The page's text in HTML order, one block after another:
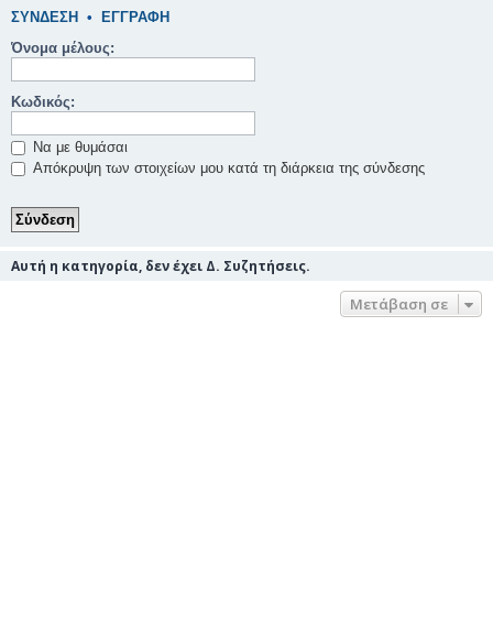
ΣΎΝΔΕΣΗ • ΕΓΓΡΑΦΉ
Όνομα μέλους:
Κωδικός:
Να με θυμάσαι
Απόκρυψη των στοιχείων μου κατά τη διάρκεια της σύνδεσης
Αυτή η κατηγορία, δεν έχει Δ. Συζητήσεις.
Μετάβαση σε